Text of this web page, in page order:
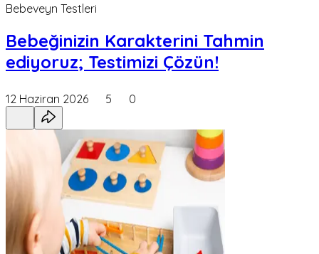
Bebeveyn Testleri
Bebeğinizin Karakterini Tahmin
ediyoruz; Testimizi Çözün!
12 Haziran 2026 5 0